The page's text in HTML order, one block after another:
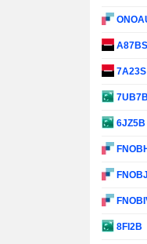
A87BS
7A23S
7UB7B
6JZ5B
8FI2B